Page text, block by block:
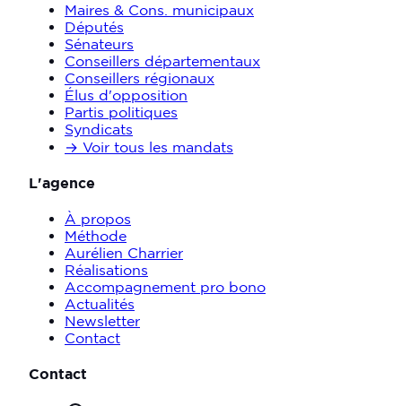
Maires & Cons. municipaux
Députés
Sénateurs
Conseillers départementaux
Conseillers régionaux
Élus d'opposition
Partis politiques
Syndicats
→ Voir tous les mandats
L'agence
À propos
Méthode
Aurélien Charrier
Réalisations
Accompagnement pro bono
Actualités
Newsletter
Contact
Contact